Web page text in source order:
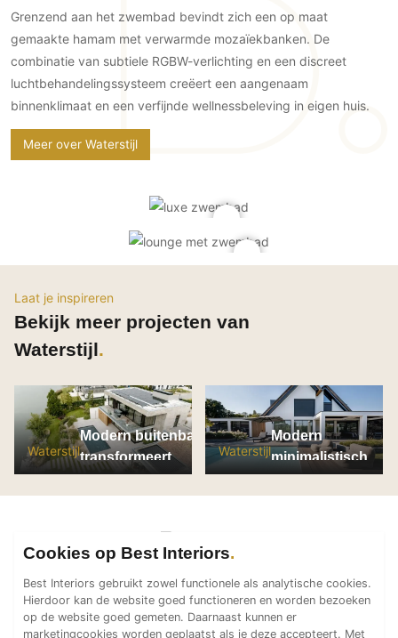
Binnendeuren
Aluminium deuren
Stalen deuren
Deurbeslag
Beton Ciré vloeren
PVC vloeren
Gietvloeren
Natuursteen en keramiek vloeren
Vloerkleden
Afwerking
Wandafwerking
Behang / Wandtextiel
Natuursteen en keramiek
Leer
Schilderwerk
Schilderwerk buiten
Grenzend aan het zwembad bevindt zich een op maat
gemaakte hamam met verwarmde mozaïekbanken. De
combinatie van subtiele RGBW-verlichting en een discreet
luchtbehandelingssysteem creëert een aangenaam
binnenklimaat en een verfijnde wellnessbeleving in eigen huis.
Meer over Waterstijl
Laat je inspireren
Bekijk meer projecten van
Waterstijl
Waterstijl
Modern buitenbad
transformeert
villatuin
Waterstijl
Modern
minimalistisch
buitenzwembad
Cookies op Best Interiors
Best Interiors gebruikt zowel functionele als analytische cookies.
Hierdoor kan de website goed functioneren en worden bezoeken
op de website goed gemeten. Daarnaast kunnen er
marketingcookies worden geplaatst als je deze accepteert. Met